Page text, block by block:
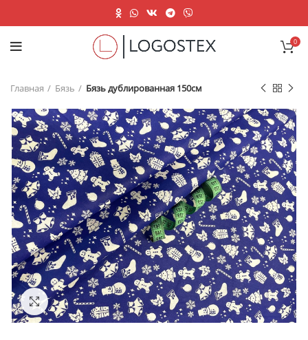
0
Главная Бязь Бязь дублированная 150см
Нажмите, чтобы увеличить